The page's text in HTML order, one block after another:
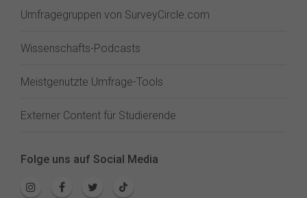
Umfragegruppen von SurveyCircle.com
Wissenschafts-Podcasts
Meistgenutzte Umfrage-Tools
Externer Content für Studierende
Folge uns auf Social Media